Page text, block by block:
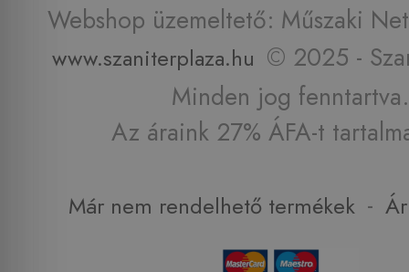
Webshop üzemeltető: Műszaki
www.szaniterplaza.hu © 2025 -
Minden jog fenntartva.
Az áraink 27% ÁFA-t
Már nem rendelhető termékek -